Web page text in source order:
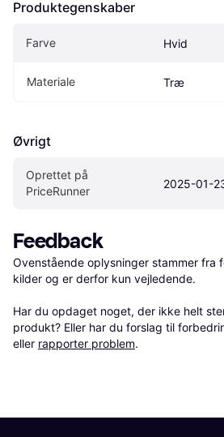
Produktegenskaber
Farve Hvid
Materiale Træ
Øvrigt
Oprettet på
PriceRunner
2025-01-
Feedback
Ovenstående oplysninger stammer fra
kilder og er derfor kun vejledende.
Har du opdaget noget, der ikke helt
produkt? Eller har du forslag til
eller rapporter problem.